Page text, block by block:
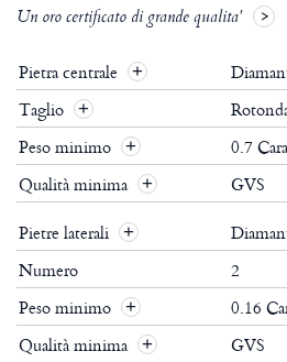
Un oro certificato di grande qualita'
Pietra centrale
Taglio
Peso minimo
0.7
Qualità minima
GVS
Pietre laterali
Numero
2
Peso minimo
0.16
Qualità minima
GVS